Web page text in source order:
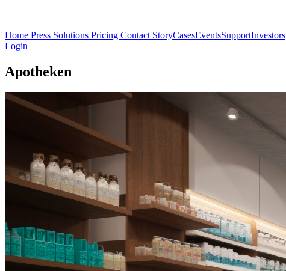
Home Press Solutions Pricing Contact StoryCasesEventsSupportInvestors
Login
Apotheken